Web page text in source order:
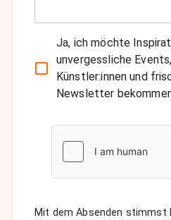
Ja, ich möchte
unvergessliche
Künstler:innen und
Newsletter
Mit dem Absenden stimmst